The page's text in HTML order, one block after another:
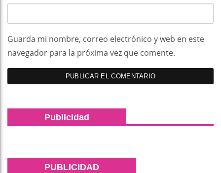
Guarda mi nombre, correo electrónico y web en este
navegador para la próxima vez que comente.
Publicidad
PUBLICIDAD